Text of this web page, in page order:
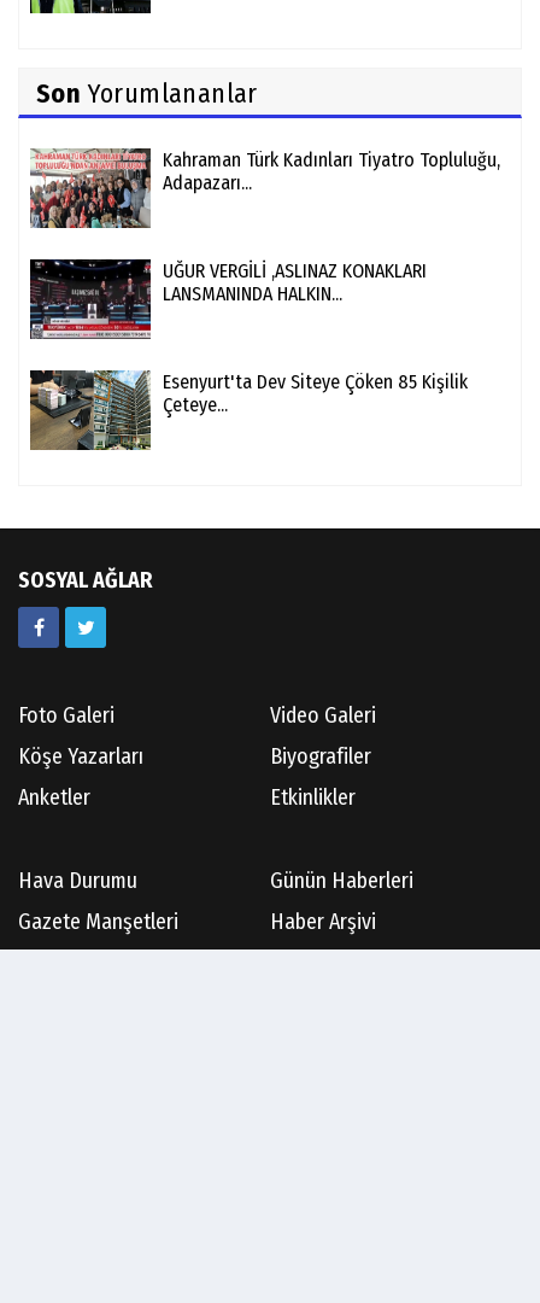
Son Yorumlananlar
Kahraman Türk Kadınları Tiyatro Topluluğu,
Adapazarı...
UĞUR VERGİLİ ,ASLINAZ KONAKLARI
LANSMANINDA HALKIN...
Esenyurt'ta Dev Siteye Çöken 85 Kişilik
Çeteye...
SOSYAL AĞLAR
Foto Galeri
Video Galeri
Köşe Yazarları
Biyografiler
Anketler
Etkinlikler
Hava Durumu
Günün Haberleri
Gazete Manşetleri
Haber Arşivi